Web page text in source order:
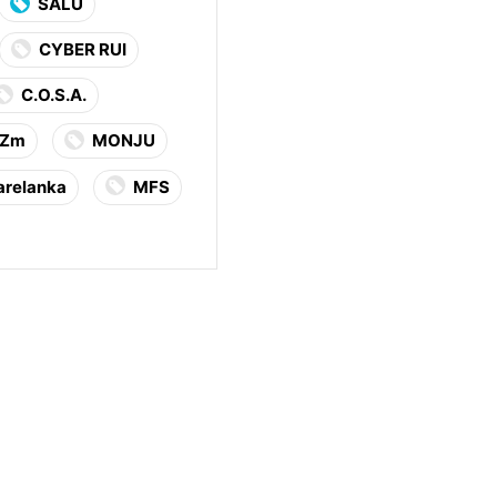
CYBER RUI
C.O.S.A.
MONJU
MFS